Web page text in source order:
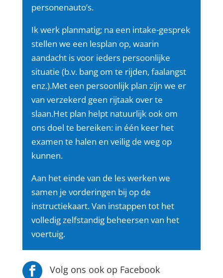
personenauto’s.
Ik werk planmatig; na een intake-gesprek
stellen we een lesplan op, waarin
aandacht is voor ieders persoonlijke
situatie (b.v. bang om te rijden, faalangst
enz.).Met een persoonlijk plan zijn we er
van verzekerd geen rijtaak over te
slaan.Het plan helpt natuurlijk ook om
ons doel te bereiken: in één keer het
examen te halen en veilig de weg op
kunnen.
Aan het einde van de les werken we
samen je vorderingen bij op de
instructiekaart. Van instappen tot het
volledig zelfstandig beheersen van het
voertuig.
 Volg ons ook op Facebook